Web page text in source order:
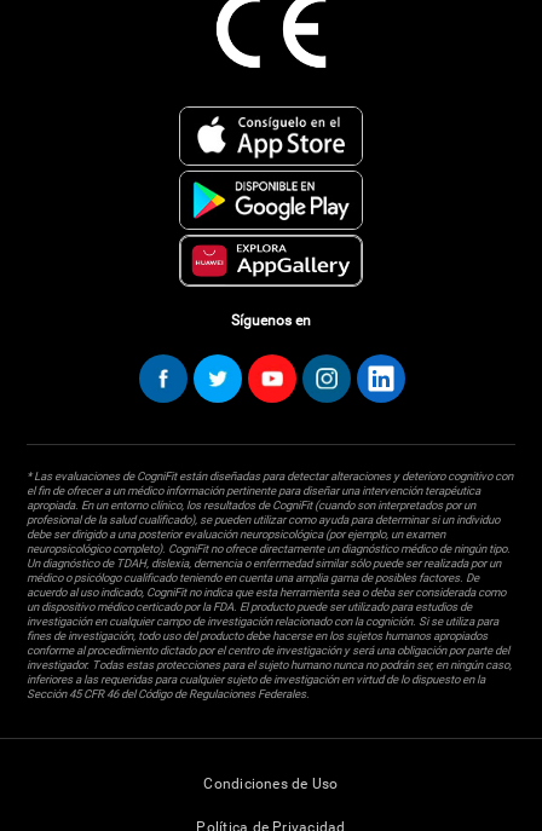
Síguenos en
* Las evaluaciones de CogniFit están diseñadas para detectar alteraciones y deterioro cognitivo con
el fin de ofrecer a un médico información pertinente para diseñar una intervención terapéutica
apropiada. En un entorno clínico, los resultados de CogniFit (cuando son interpretados por un
profesional de la salud cualificado), se pueden utilizar como ayuda para determinar si un individuo
debe ser dirigido a una posterior evaluación neuropsicológica (por ejemplo, un examen
neuropsicológico completo). CogniFit no ofrece directamente un diagnóstico médico de ningún tipo.
Un diagnóstico de TDAH, dislexia, demencia o enfermedad similar sólo puede ser realizada por un
médico o psicólogo cualificado teniendo en cuenta una amplia gama de posibles factores. De
acuerdo al uso indicado, CogniFit no indica que esta herramienta sea o deba ser considerada como
un dispositivo médico certicado por la FDA. El producto puede ser utilizado para estudios de
investigación en cualquier campo de investigación relacionado con la cognición. Si se utiliza para
fines de investigación, todo uso del producto debe hacerse en los sujetos humanos apropiados
conforme al procedimiento dictado por el centro de investigación y será una obligación por parte del
investigador. Todas estas protecciones para el sujeto humano nunca no podrán ser, en ningún caso,
inferiores a las requeridas para cualquier sujeto de investigación en virtud de lo dispuesto en la
Sección 45 CFR 46 del Código de Regulaciones Federales.
Condiciones de Uso